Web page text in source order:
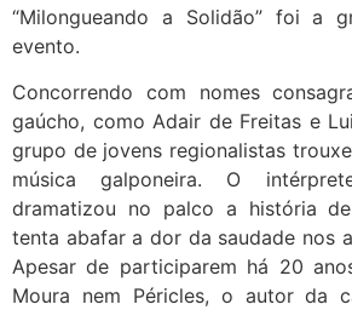
“Milongueando a Solidão” foi a
evento.
Concorrendo com nomes
gaúcho, como Adair de Freitas e
grupo de jovens regionalistas
música galponeira. O
dramatizou no palco a história
tenta abafar a dor da saudade nos
Apesar de participarem há 20
Moura nem Péricles, o autor da